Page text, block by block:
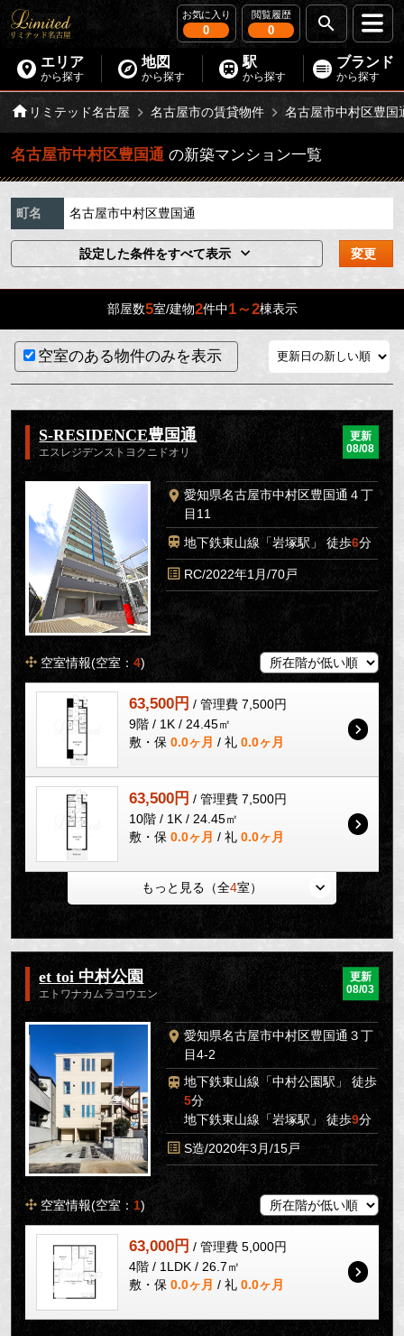
お気に入り
0
閲覧履歴
0
エリア
から探す
地図
から探す
駅
から探す
ブランド
から探す
リミテッド名古屋 名古屋市の賃貸物件 名古屋市中村区豊国
名古屋市中村区豊国通 の新築マンション一覧
町名 名古屋市中村区豊国通
設定した条件をすべて表示 変更
部屋数5室/建物2件中1～2棟表示
空室のある物件のみを表示
S-RESIDENCE豊国通
エスレジデンストヨクニドオリ
更新
08/08
愛知県名古屋市中村区豊国通４丁
目11
地下鉄東山線「岩塚駅」 徒歩6分
RC/2022年1月/70戸
空室情報(空室：4)
63,500円 / 管理費 7,500円
9階 / 1K / 24.45㎡
敷・保 0.0ヶ月 / 礼 0.0ヶ月
63,500円 / 管理費 7,500円
10階 / 1K / 24.45㎡
敷・保 0.0ヶ月 / 礼 0.0ヶ月
もっと見る（全4室）
et toi 中村公園
エトワナカムラコウエン
更新
08/03
愛知県名古屋市中村区豊国通３丁
目4-2
地下鉄東山線「中村公園駅」 徒歩
5分
地下鉄東山線「岩塚駅」 徒歩9分
S造/2020年3月/15戸
空室情報(空室：1)
63,000円 / 管理費 5,000円
4階 / 1LDK / 26.7㎡
敷・保 0.0ヶ月 / 礼 0.0ヶ月